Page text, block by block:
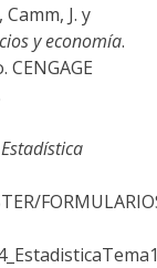
J. y
y economía.